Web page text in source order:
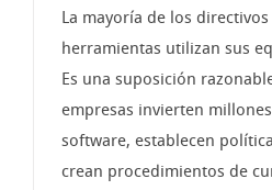
La mayoría de los
herramientas utilizan sus
Es una suposición
empresas invierten
software, establecen
crean procedimientos de